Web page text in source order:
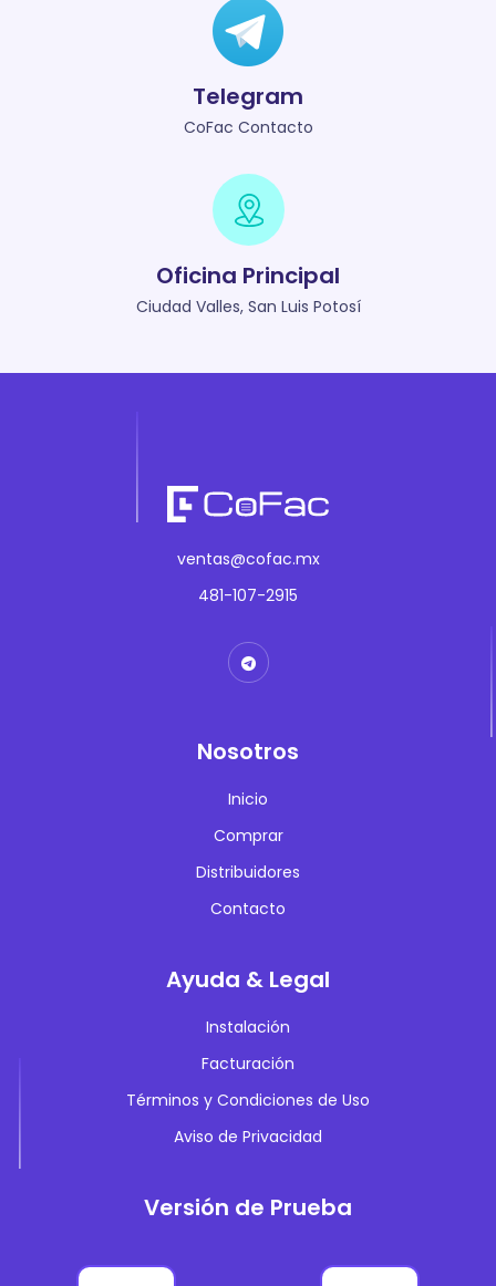
Telegram
CoFac Contacto
Oficina Principal
Ciudad Valles, San Luis Potosí
ventas@cofac.mx
481-107-2915
Nosotros
Inicio
Comprar
Distribuidores
Contacto
Ayuda & Legal
Instalación
Facturación
Términos y Condiciones de Uso
Aviso de Privacidad
Versión de Prueba